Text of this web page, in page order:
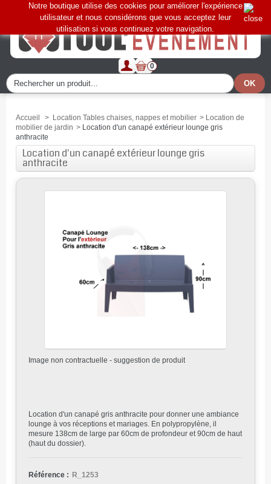
0
Notre boutique utilise des cookies pour améliorer l'expérience
utilisateur et nous considérons que vous acceptez leur
utilisation si vous continuez votre navigation.
Accueil > Location Tables chaises, nappes et mobilier > Location de
mobilier de jardin > Location d'un canapé extérieur lounge gris
anthracite
Location d'un canapé extérieur lounge gris
anthracite
Image non contractuelle - suggestion de produit
Location d'un canapé gris anthracite pour donner une ambiance
lounge à vos réceptions et mariages. En polypropylène, il
mesure 138cm de large par 60cm de profondeur et 90cm de haut
(haut du dossier).
Référence : R_1253